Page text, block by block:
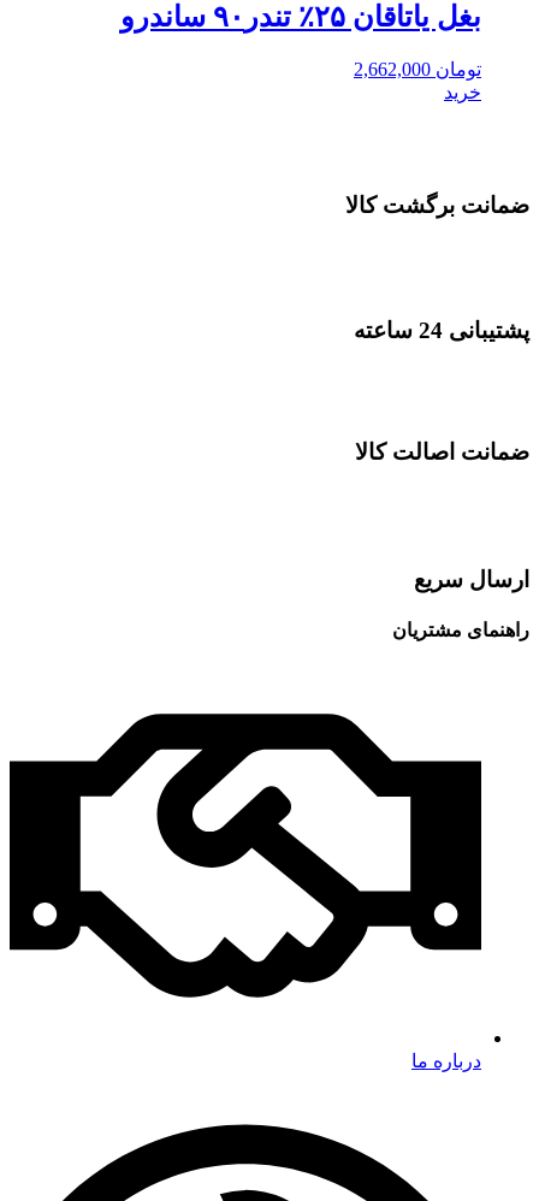
بغل یاتاقان ۲۵٪ تندر۹۰ ساندرو
تومان
خرید
ضمانت برگشت کالا
پشتیبانی 24 ساعته
ضمانت اصالت کالا
ارسال سریع
راهنمای مشتریان
درباره ما